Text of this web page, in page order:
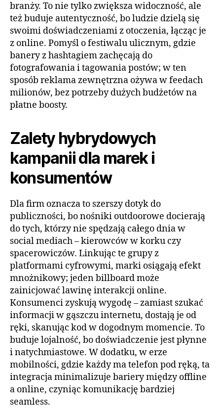
branży. To nie tylko zwiększa widoczność, ale
też buduje autentyczność, bo ludzie dzielą się
swoimi doświadczeniami z otoczenia, łącząc je
z online. Pomyśl o festiwalu ulicznym, gdzie
banery z hashtagiem zachęcają do
fotografowania i tagowania postów; w ten
sposób reklama zewnętrzna ożywa w feedach
milionów, bez potrzeby dużych budżetów na
płatne boosty.
Zalety hybrydowych
kampanii dla marek i
konsumentów
Dla firm oznacza to szerszy dotyk do
publiczności, bo nośniki outdoorowe docierają
do tych, którzy nie spędzają całego dnia w
social mediach – kierowców w korku czy
spacerowiczów. Linkując te grupy z
platformami cyfrowymi, marki osiągają efekt
mnożnikowy; jeden billboard może
zainicjować lawinę interakcji online.
Konsumenci zyskują wygodę – zamiast szukać
informacji w gąszczu internetu, dostają je od
ręki, skanując kod w dogodnym momencie. To
buduje lojalność, bo doświadczenie jest płynne
i natychmiastowe. W dodatku, w erze
mobilności, gdzie każdy ma telefon pod ręką, ta
integracja minimalizuje bariery między offline
a online, czyniąc komunikację bardziej
seamless.